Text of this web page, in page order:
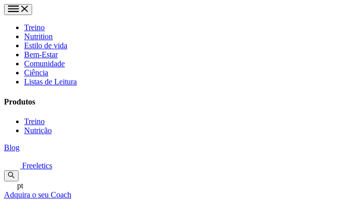
Treino
Nutrition
Estilo de vida
Bem-Estar
Comunidade
Ciência
Listas de Leitura
Produtos
Treino
Nutrição
Blog
Freeletics
pt
Adquira o seu Coach